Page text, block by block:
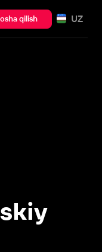
qilish UZ